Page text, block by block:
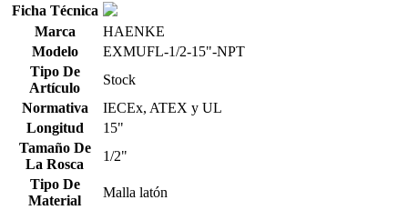
Ficha Técnica
Marca
HAENKE
Modelo
EXMUFL-1/2-15"-NPT
Tipo De
Artículo
Stock
Normativa
IECEx, ATEX y UL
Longitud
15"
Tamaño De
La Rosca
1/2"
Tipo De
Material
Malla latón